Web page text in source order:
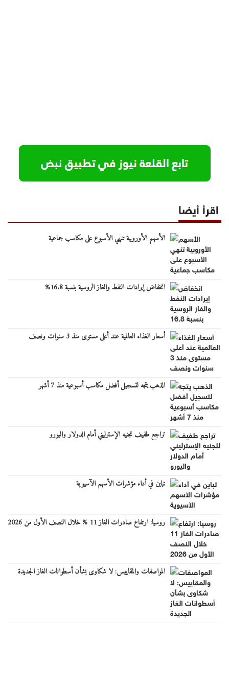
اقرأ أيضا
الأسهم الأوروبية تنهي الأسبوع على مكاسب جماعية
انخفاض إيرادات النفط والغاز الروسية بنسبة 16.8%
أسعار الغذاء العالمية عند أعلى مستوى منذ 3 سنوات ونصف
الذهب يتجه لتسجيل أفضل مكاسب أسبوعية منذ 7 أشهر
تراجع طفيف للجنيه الإسترليني أمام الدولار واليورو
تباين في أداء مؤشرات الأسهم الآسيوية
روسيا: ارتفاع صادرات الغاز 11 % خلال النصف الأول من 2026
المواصفات والمقاييس: لا شكاوى بشأن أسطوانات الغاز الجديدة